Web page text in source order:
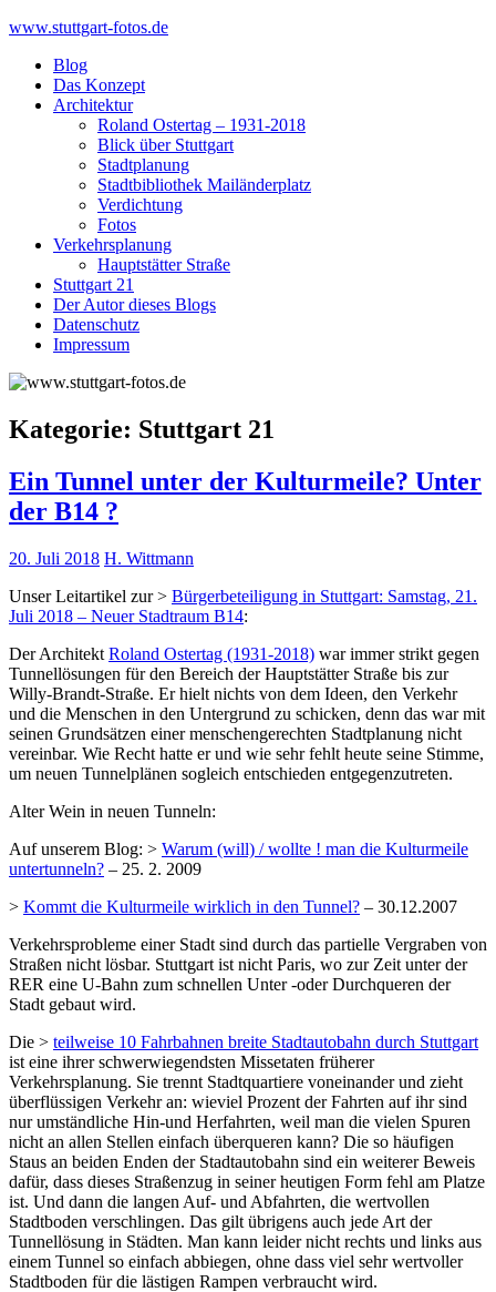
Skip
content
www.stuttgart-fotos.de
Blog
Das Konzept
Architektur
Roland Ostertag – 1931-2018
Blick über Stuttgart
Stadtplanung
Stadtbibliothek Mailänderplatz
Verdichtung
Fotos
Verkehrsplanung
Hauptstätter Straße
Stuttgart 21
Der Autor dieses Blogs
Datenschutz
Impressum
Kategorie: Stuttgart 21
Ein Tunnel unter der Kulturmeile? Unter
der B14 ?
20. Juli 2018 H. Wittmann
Unser Leitartikel zur > Bürgerbeteiligung in Stuttgart: Samstag, 21.
Juli 2018 – Neuer Stadtraum B14:
Der Architekt Roland Ostertag (1931-2018) war immer strikt gegen
Tunnellösungen für den Bereich der Hauptstätter Straße bis zur
Willy-Brandt-Straße. Er hielt nichts von dem Ideen, den Verkehr
und die Menschen in den Untergrund zu schicken, denn das war mit
seinen Grundsätzen einer menschengerechten Stadtplanung nicht
vereinbar. Wie Recht hatte er und wie sehr fehlt heute seine Stimme,
um neuen Tunnelplänen sogleich entschieden entgegenzutreten.
Alter Wein in neuen Tunneln:
Auf unserem Blog: > Warum (will) / wollte ! man die Kulturmeile
untertunneln? – 25. 2. 2009
> Kommt die Kulturmeile wirklich in den Tunnel? – 30.12.2007
Verkehrsprobleme einer Stadt sind durch das partielle Vergraben von
Straßen nicht lösbar. Stuttgart ist nicht Paris, wo zur Zeit unter der
RER eine U-Bahn zum schnellen Unter -oder Durchqueren der
Stadt gebaut wird.
Die > teilweise 10 Fahrbahnen breite Stadtautobahn durch Stuttgart
ist eine ihrer schwerwiegendsten Missetaten früherer
Verkehrsplanung. Sie trennt Stadtquartiere voneinander und zieht
überflüssigen Verkehr an: wieviel Prozent der Fahrten auf ihr sind
nur umständliche Hin-und Herfahrten, weil man die vielen Spuren
nicht an allen Stellen einfach überqueren kann? Die so häufigen
Staus an beiden Enden der Stadtautobahn sind ein weiterer Beweis
dafür, dass dieses Straßenzug in seiner heutigen Form fehl am Platze
ist. Und dann die langen Auf- und Abfahrten, die wertvollen
Stadtboden verschlingen. Das gilt übrigens auch jede Art der
Tunnellösung in Städten. Man kann leider nicht rechts und links aus
einem Tunnel so einfach abbiegen, ohne dass viel sehr wertvoller
Stadtboden für die lästigen Rampen verbraucht wird.